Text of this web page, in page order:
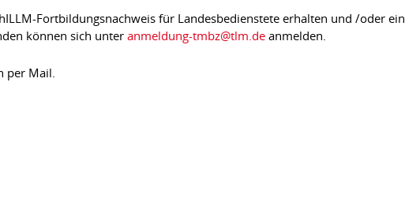
Fortbildungsnachweis für Landesbedienstete erhalten und /oder
können sich unter anmeldung-tmbz@tlm.de anmelden.
per Mail.